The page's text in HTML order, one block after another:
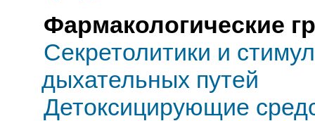
Фармакологические
Секретолитики и
дыхательных путей
Детоксицирующие